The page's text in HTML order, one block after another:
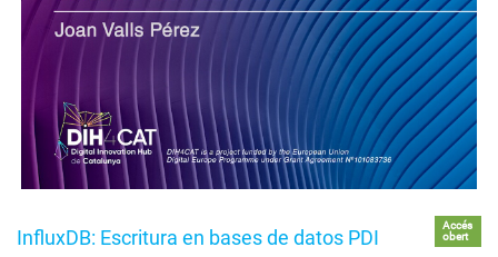
InfluxDB: Escritura en bases de datos PDI
Accés
obert